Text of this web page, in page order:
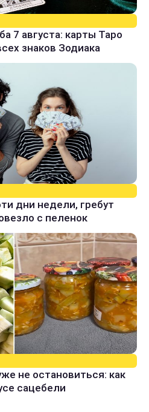
7 августа: карты Таро
знаков Зодиака
дни недели, гребут
с пеленок
не остановиться: как
сацебели